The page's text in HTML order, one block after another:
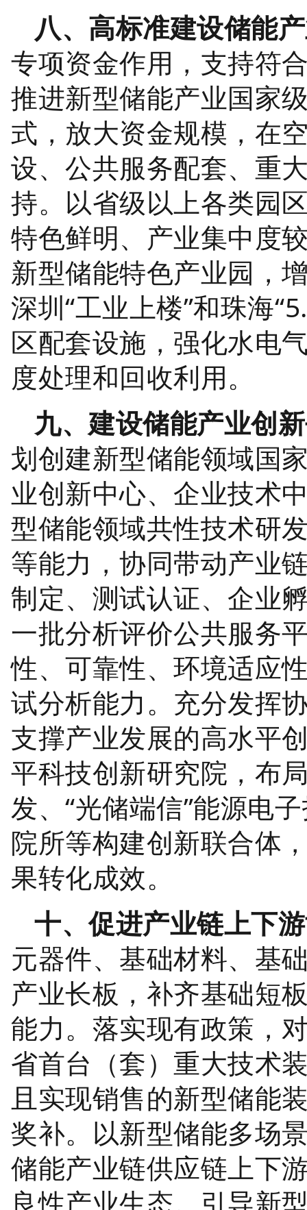
八、高标准建设储能
专项资金作用，支持符
推进新型储能产业国家
式，放大资金规模，在
设、公共服务配套、重
持。以省级以上各类园
特色鲜明、产业集中度
新型储能特色产业园，
深圳“工业上楼”和珠海
区配套设施，强化水电
度处理和回收利用。
九、建设储能产业创
划创建新型储能领域国
业创新中心、企业技术
型储能领域共性技术研
等能力，协同带动产业
制定、测试认证、企业
一批分析评价公共服务
性、可靠性、环境适应
试分析能力。充分发挥
支撑产业发展的高水平
平科技创新研究院，布
发、“光储端信”能源电
院所等构建创新联合体
果转化成效。
十、促进产业链上下
元器件、基础材料、基
产业长板，补齐基础短
能力。落实现有政策，
省首台（套）重大技术
且实现销售的新型储能
奖补。以新型储能多场
储能产业链供应链上下
良性产业生态。引导新